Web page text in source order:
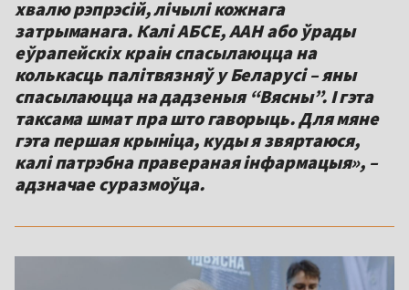
хвалю рэпрэсій, лічылі кожнага
затрыманага. Калі АБСЕ, ААН або ўрады
еўрапейскіх краін спасылаюцца на
колькасць палітвязняў у Беларусі – яны
спасылаюцца на дадзеныя “Вясны”. І гэта
таксама шмат пра што гаворыць. Для мяне
гэта першая крыніца, куды я звяртаюся,
калі патрэбна правераная інфармацыя», –
адзначае суразмоўца.